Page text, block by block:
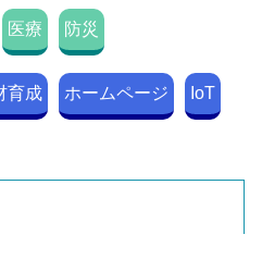
医療 防災
育成 ホームページ IoT